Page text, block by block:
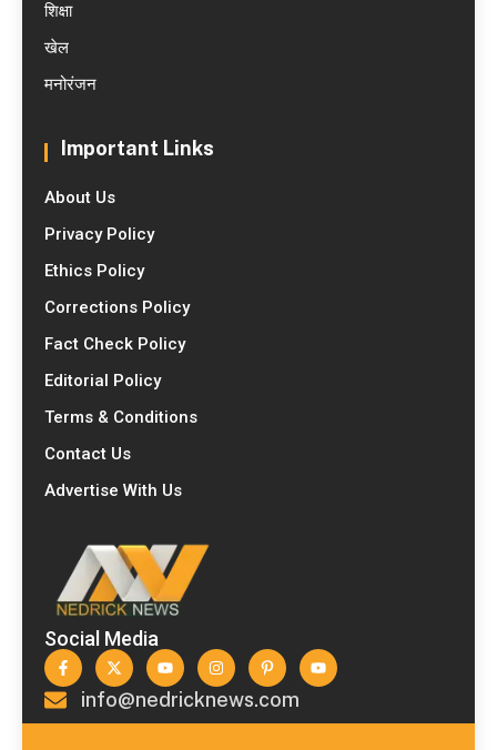
शिक्षा
खेल
मनोरंजन
Important Links
About Us
Privacy Policy
Ethics Policy
Corrections Policy
Fact Check Policy
Editorial Policy
Terms & Conditions
Contact Us
Advertise With Us
Social Media
info@nedricknews.com